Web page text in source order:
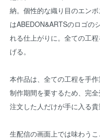
納。個性的な織り目のエン
はABEDON&ARTSのロゴの
れる仕上がりに。全ての工
げる。
本作品は、全ての工程を手
制作期間を要するため、完
注文した人だけが手に入る
生配信の画面上では味わう